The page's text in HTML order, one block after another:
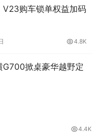
V23购车锁单权益加码
4.8K
掀桌豪华越野定
4.4K